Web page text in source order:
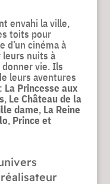
envahi la ville,
toits pour
d’un cinéma à
leurs nuits à
vie. Ils
leurs aventures
La Princesse aux
, Le Château de la
dame, La Reine
, Prince et